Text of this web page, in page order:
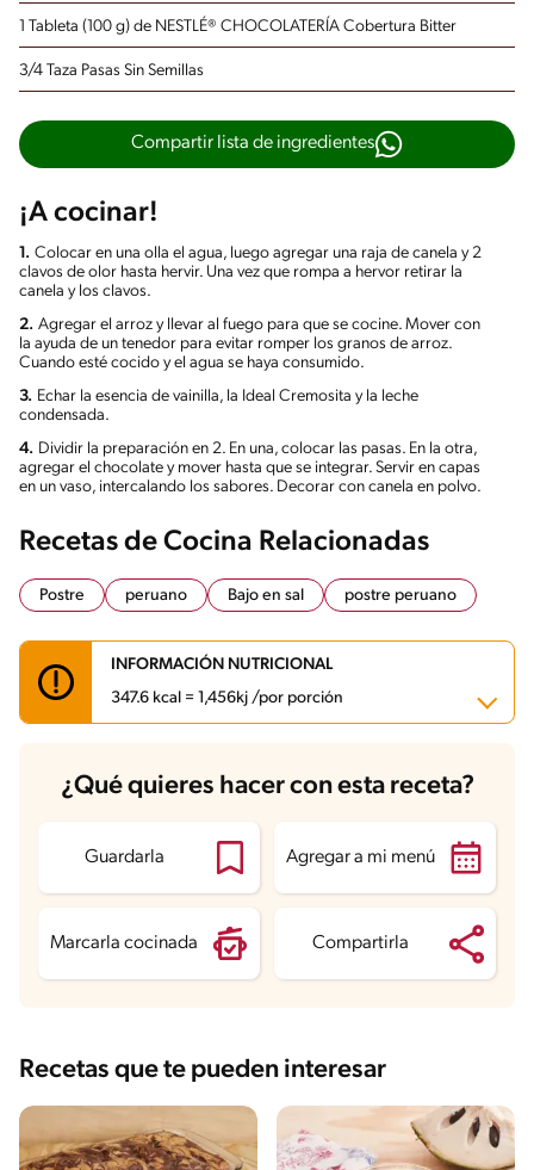
1 Tableta (100 g) de NESTLÉ® CHOCOLATERÍA Cobertura Bitter
3/4 Taza Pasas Sin Semillas
Compartir lista de ingredientes
¡A cocinar!
1. Colocar en una olla el agua, luego agregar una raja de canela y 2
clavos de olor hasta hervir. Una vez que rompa a hervor retirar la
canela y los clavos.
2. Agregar el arroz y llevar al fuego para que se cocine. Mover con
la ayuda de un tenedor para evitar romper los granos de arroz.
Cuando esté cocido y el agua se haya consumido.
3. Echar la esencia de vainilla, la Ideal Cremosita y la leche
condensada.
4. Dividir la preparación en 2. En una, colocar las pasas. En la otra,
agregar el chocolate y mover hasta que se integrar. Servir en capas
en un vaso, intercalando los sabores. Decorar con canela en polvo.
Recetas de Cocina Relacionadas
Postre peruano Bajo en sal postre peruano
INFORMACIÓN NUTRICIONAL
347.6 kcal = 1,456kj /por porción
Carbohidratos
55.8 g
Energía 347.6 kcal
Proteína
Grasas saturadas 8.7 g
Sodio 125.2 mg
¿Qué quieres hacer con esta receta?
Guardarla Agregar a mi menú
Marcarla cocinada Compartirla
Recetas que te pueden interesar